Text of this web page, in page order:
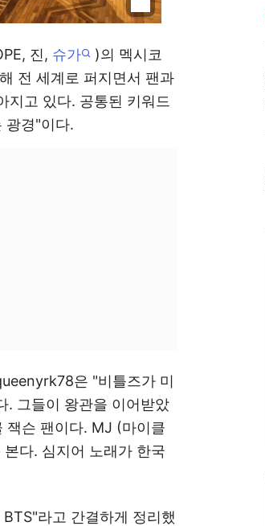
진, 슈가
)의 멕시코
전 세계로 퍼지면서 팬과
지고 있다. 공통된 키워드
광경"이다.
은 "비틀즈가 미
. 그들이 왕관을 이어받았
잭슨 팬이다. MJ (마이클
다. 심지어 노래가 한국
라고 간결하게 정리했